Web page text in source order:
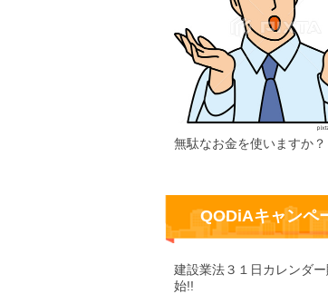
無駄なお金を使いますか？
QODiAキャンペ
建設業法３１日カレンダー
始!!